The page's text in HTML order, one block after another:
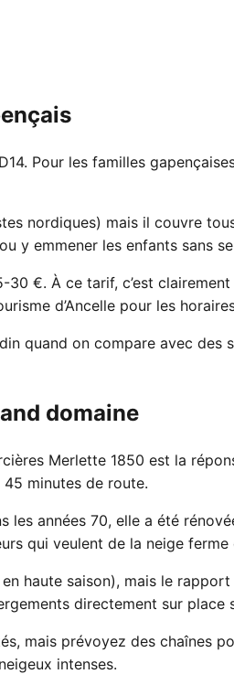
Pour les familles
nordiques) mais il couvre
y emmener les enfants sans
€. À ce tarif, c’est
d’Ancelle pour les
quand on compare avec
domaine
Merlette 1850 est la
minutes de route.
années 70, elle a été
qui veulent de la neige
haute saison), mais le
directement sur
mais prévoyez des chaînes
intenses.